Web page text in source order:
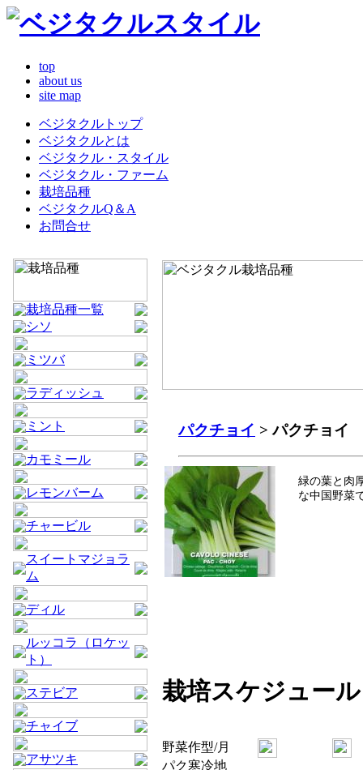
top
about us
site map
ベジタクルトップ
ベジタクルとは
ベジタクル・スタイル
ベジタクル・ファーム
栽培品種
ベジタクルQ＆A
お問合せ
栽培品種一覧
シソ
ミツバ
ラディッシュ
ミント
カモミール
レモンバーム
チャービル
スイートマジョラ
ム
ディル
ルッコラ（ロケッ
ト）
ステビア
チャイブ
アサツキ
パクチョイ > パクチョイ
緑の葉と肉
な中国野菜
栽培スケジュール
野菜作型/月
パク寒冷地